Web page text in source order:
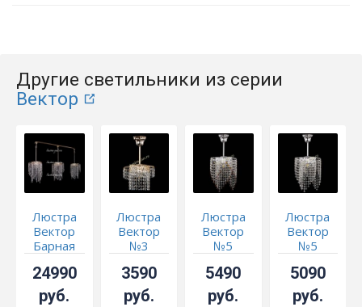
Другие светильники из серии
Вектор
Люстра
Вектор
Барная
24990
руб.
Люстра
Вектор
№3
3590
руб.
Люстра
Вектор
№5
5490
руб.
Люстра
Вектор
№5
5090
руб.